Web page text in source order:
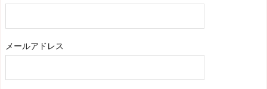
メールアドレス